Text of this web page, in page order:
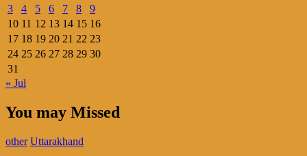
3
4 5 6 7 8
9
10 11 12 13 14 15 16
17 18 19 20 21 22 23
24 25 26 27 28 29 30
31
« Jul
You may Missed
other Uttarakhand